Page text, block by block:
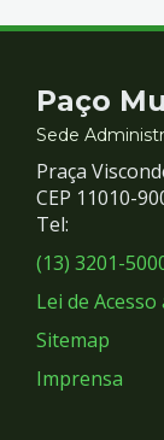
e
Paço
Sede
Praça
CEP 11010-
Tel:
(13) 3201-
Lei de
Sitemap
Imprensa